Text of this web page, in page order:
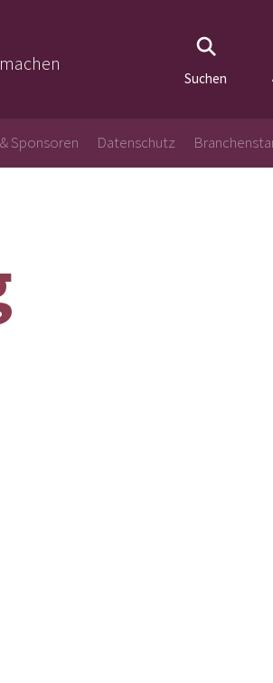
Suchen
Sponsoren Datenschutz